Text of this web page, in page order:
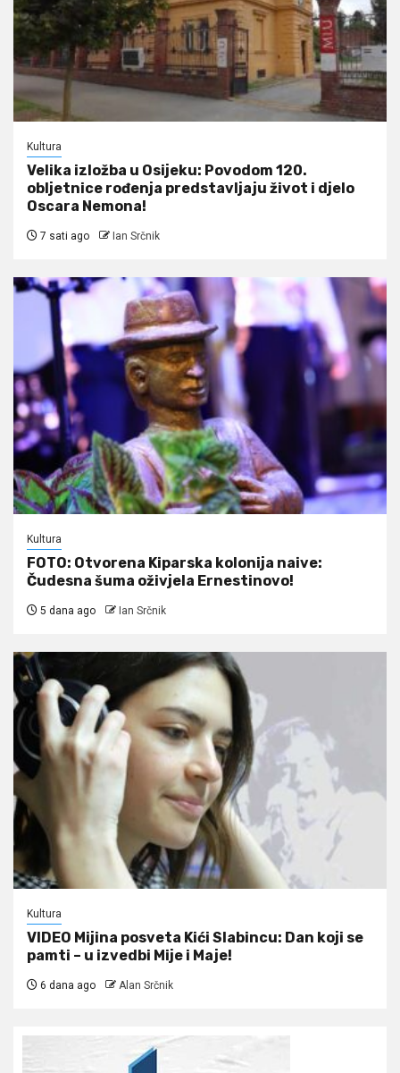
Kultura
Velika izložba u Osijeku: Povodom 120.
obljetnice rođenja predstavljaju život i djelo
Oscara Nemona!
7 sati ago Ian Srčnik
Kultura
FOTO: Otvorena Kiparska kolonija naive:
Čudesna šuma oživjela Ernestinovo!
5 dana ago Ian Srčnik
Kultura
VIDEO Mijina posveta Kići Slabincu: Dan koji se
pamti – u izvedbi Mije i Maje!
6 dana ago Alan Srčnik